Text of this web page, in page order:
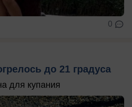
0
до 21 градуса
для купания